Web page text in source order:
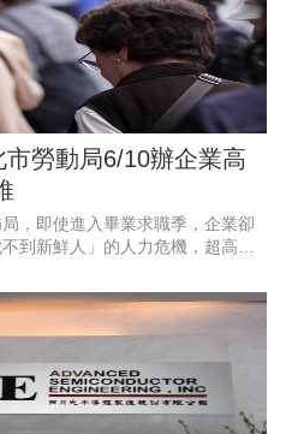
勞動局6/10辦企業高
，即使進入畢業求職季，企業卻
到新鮮人」的人力危機，超高齡